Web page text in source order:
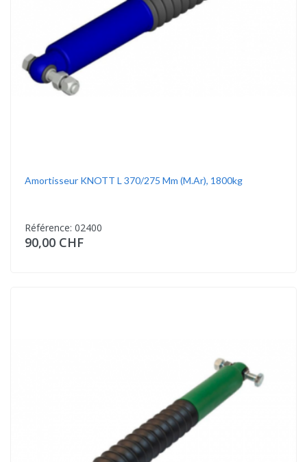
Amortisseur KNOTT L 370/275 Mm (m.ar), 1800kg
Référence: 02400
90,00 CHF